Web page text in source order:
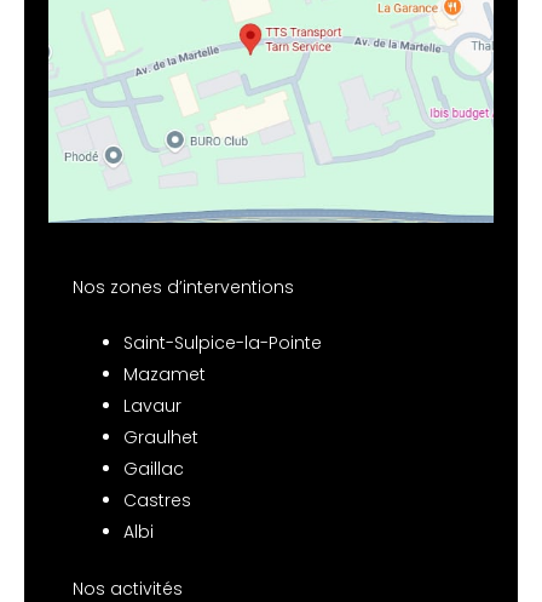
Nos zones d’interventions
Saint-Sulpice-la-Pointe
Mazamet
Lavaur
Graulhet
Gaillac
Castres
Albi
Nos activités